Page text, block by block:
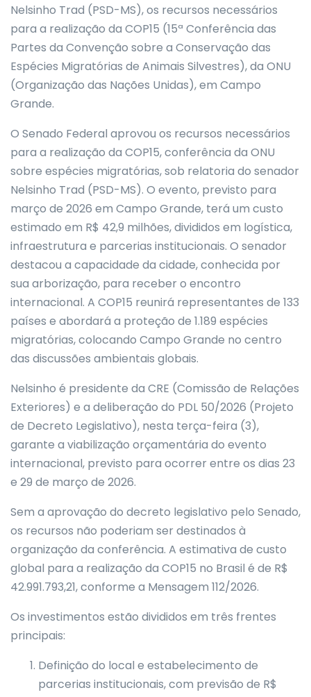
Nelsinho Trad (PSD-MS), os recursos necessários
para a realização da COP15 (15ª Conferência das
Partes da Convenção sobre a Conservação das
Espécies Migratórias de Animais Silvestres), da ONU
(Organização das Nações Unidas), em Campo
Grande.
O Senado Federal aprovou os recursos necessários
para a realização da COP15, conferência da ONU
sobre espécies migratórias, sob relatoria do senador
Nelsinho Trad (PSD-MS). O evento, previsto para
março de 2026 em Campo Grande, terá um custo
estimado em R$ 42,9 milhões, divididos em logística,
infraestrutura e parcerias institucionais. O senador
destacou a capacidade da cidade, conhecida por
sua arborização, para receber o encontro
internacional. A COP15 reunirá representantes de 133
países e abordará a proteção de 1.189 espécies
migratórias, colocando Campo Grande no centro
das discussões ambientais globais.
Nelsinho é presidente da CRE (Comissão de Relações
Exteriores) e a deliberação do PDL 50/2026 (Projeto
de Decreto Legislativo), nesta terça-feira (3),
garante a viabilização orçamentária do evento
internacional, previsto para ocorrer entre os dias 23
e 29 de março de 2026.
Sem a aprovação do decreto legislativo pelo Senado,
os recursos não poderiam ser destinados à
organização da conferência. A estimativa de custo
global para a realização da COP15 no Brasil é de R$
42.991.793,21, conforme a Mensagem 112/2026.
Os investimentos estão divididos em três frentes
principais:
Definição do local e estabelecimento de
parcerias institucionais, com previsão de R$